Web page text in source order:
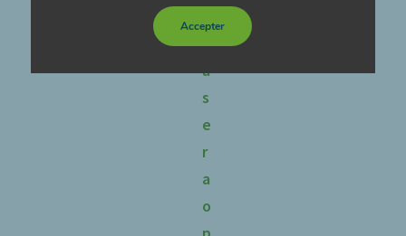
v
a
s
e
r
a
o
Accepter